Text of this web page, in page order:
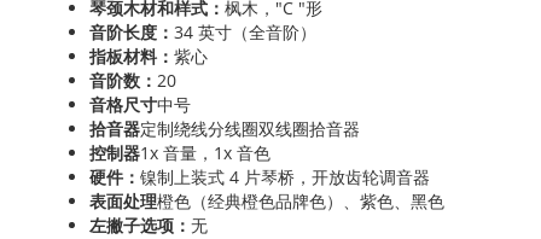
琴颈木材和样式： 枫木，"C "形
音阶长度： 34 英寸（全音阶）
指板材料： 紫心
音阶数： 20
音格尺寸中号
拾音器定制绕线分线圈双线圈拾音器
控制器1x 音量，1x 音色
硬件： 镍制上装式 4 片琴桥，开放齿轮调音器
表面处理橙色（经典橙色品牌色）、紫色、黑色
左撇子选项： 无